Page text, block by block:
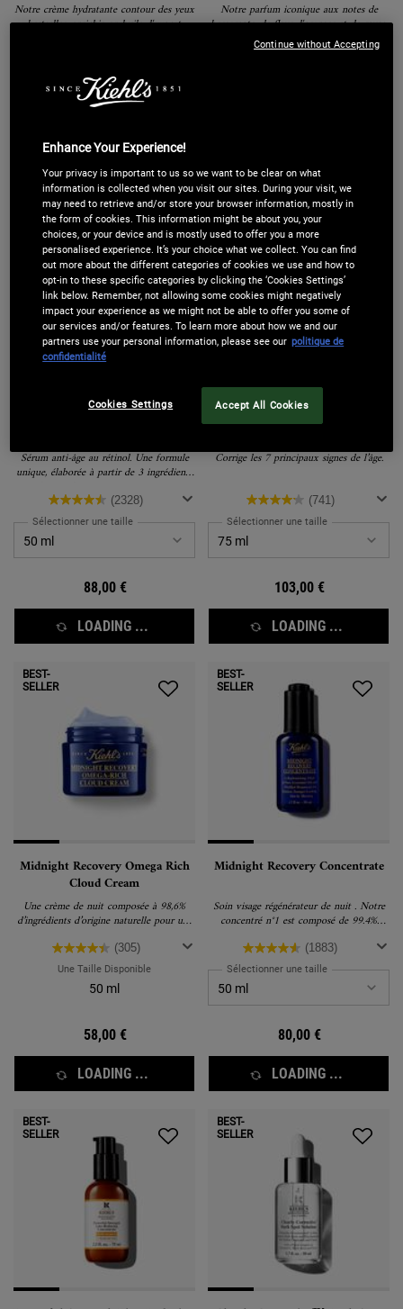
Notre crème hydratante contour des yeux
bestseller, enrichie en huile d'avocat,
33,00 €
LOADING ...
Notre parfum iconique aux notes de
bergamote, de fleur d'oranger et de musc.
(291)
LOADING ...
BEST-
SELLER
Sérum anti-âge au rétinol. Une formule
unique, élaborée à partir de 3 ingrédients
visiblement plus jeune.
(2328)
Sélectionner une taille
88,00 €
LOADING ...
BEST-
SELLER
Super Multi-Corrective Cream
Corrige les 7 principaux signes de l’âge.
(741)
Sélectionner une taille
103,00 €
LOADING ...
BEST-
SELLER
Midnight Recovery Omega Rich
Cloud Cream
Une crème de nuit composée à 98,6%
d’ingrédients d’origine naturelle pour une
(305)
Une Taille Disponible
50 ml
58,00 €
LOADING ...
BEST-
SELLER
Midnight Recovery Concentrate
Soin visage régénérateur de nuit . Notre
concentré n°1 est composé de 99.4%
une peau régénérée au réveil.
(1883)
Sélectionner une taille
80,00 €
LOADING ...
BEST-
SELLER
BEST-
SELLER
Enhance Your Experience!
Your privacy is important to us so we want to be clear on what
information is collected when you visit our sites. During your visit, we
may need to retrieve and/or store your browser information, mostly in
the form of cookies. This information might be about you, your
choices, or your device and is mostly used to offer you a more
personalised experience. It’s your choice what we collect. You can find
out more about the different categories of cookies we use and how to
opt-in to these specific categories by clicking the ‘Cookies Settings’
link below. Remember, not allowing some cookies might negatively
impact your experience as we might not be able to offer you some of
our services and/or features. To learn more about how we and our
partners use your personal information, please see our politique de
confidentialité
Cookies Settings Accept All Cookies
Continue without Accepting